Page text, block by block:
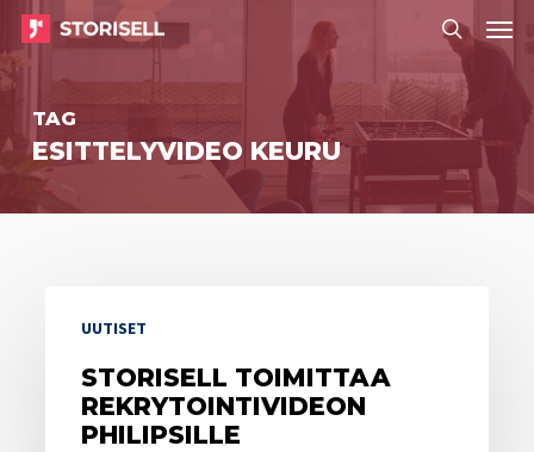
Skip
to
main
content
search
Menu
TAG
ESITTELYVIDEO KEURU
toimittaa
rekrytointivideon
Philipsille
UUTISET
STORISELL TOIMITTAA
REKRYTOINTIVIDEON
PHILIPSILLE
Menu